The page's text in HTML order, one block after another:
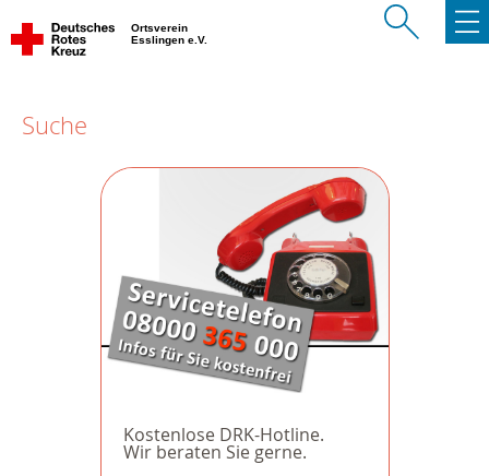
Ortsverein
Esslingen e.V.
Suche
Kostenlose DRK-Hotline.
Wir beraten Sie gerne.